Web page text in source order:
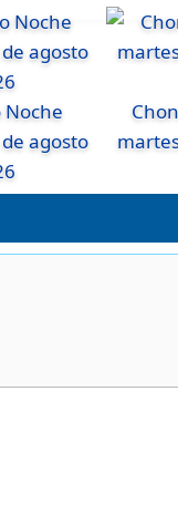
Noche
agosto